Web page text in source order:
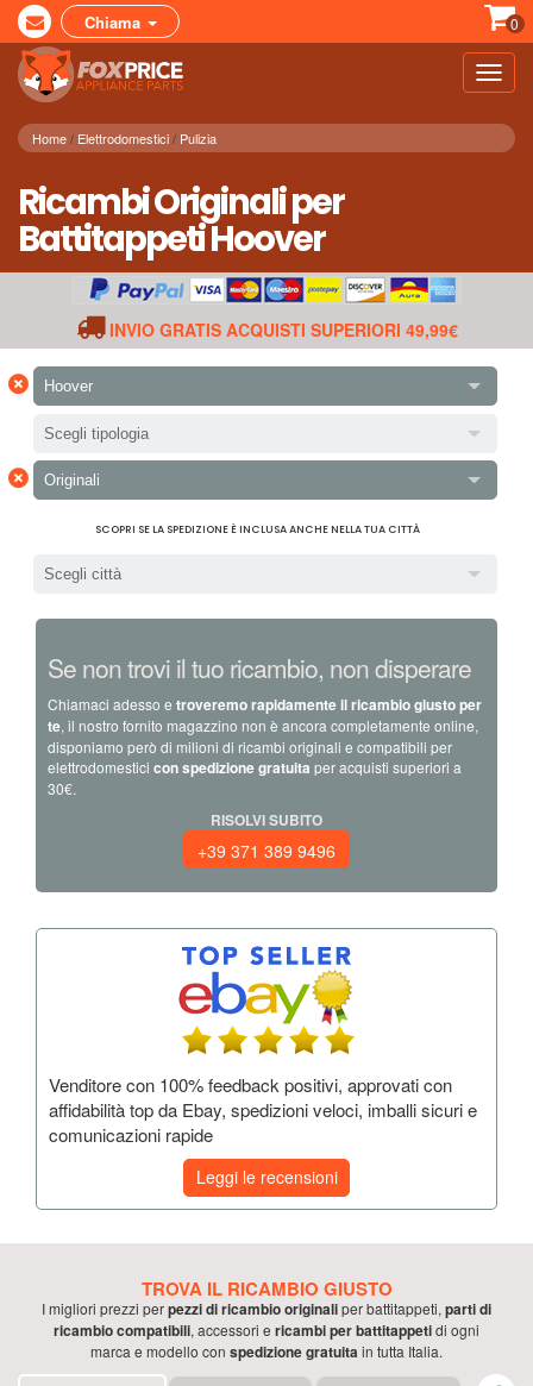
Chiama 0
Home Elettrodomestici Pulizia
Ricambi Originali per
Battitappeti Hoover
INVIO GRATIS ACQUISTI SUPERIORI 49,99€
× Hoover
Scegli tipologia
× Originali
SCOPRI SE LA SPEDIZIONE È INCLUSA ANCHE NELLA TUA CITTÀ
Scegli città
Se non trovi il tuo ricambio, non disperare
Chiamaci adesso e troveremo rapidamente il ricambio giusto per
te, il nostro fornito magazzino non è ancora completamente online,
disponiamo però di milioni di ricambi originali e compatibili per
elettrodomestici con spedizione gratuita per acquisti superiori a
30€.
RISOLVI SUBITO
+39 371 389 9496
Venditore con 100% feedback positivi, approvati con
affidabilità top da Ebay, spedizioni veloci, imballi sicuri e
comunicazioni rapide
Leggi le recensioni
TROVA IL RICAMBIO GIUSTO
I migliori prezzi perpezzi di ricambio originaliperbattitappeti, parti di
ricambio compatibili, accessori e ricambi perbattitappetidi ogni
marca e modello con spedizione gratuitain tutta Italia.